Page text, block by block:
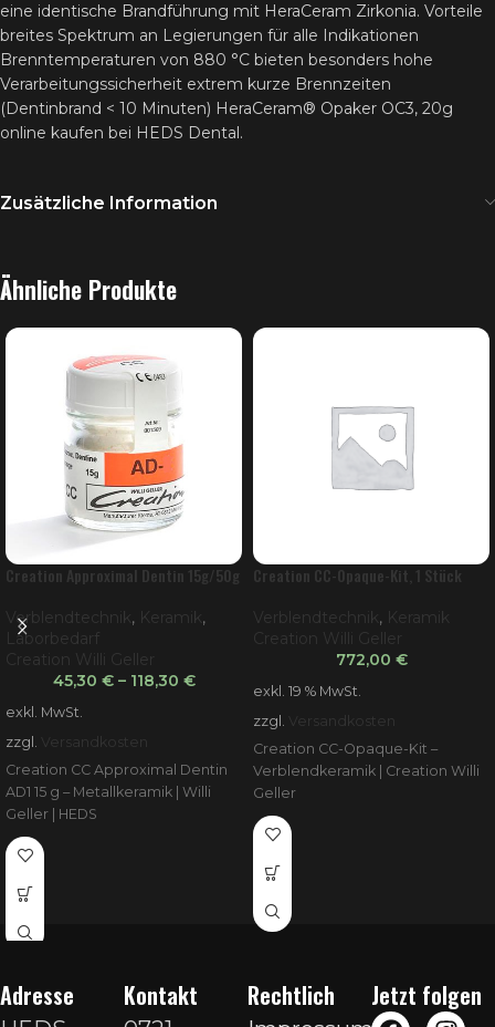
eine identische Brandführung mit HeraCeram Zirkonia. Vorteile
breites Spektrum an Legierungen für alle Indikationen
Brenntemperaturen von 880 °C bieten besonders hohe
Verarbeitungssicherheit extrem kurze Brennzeiten
(Dentinbrand < 10 Minuten) HeraCeram® Opaker OC3, 20g
online kaufen bei HEDS Dental.
Zusätzliche Information
Ähnliche Produkte
Creation Approximal Dentin 15g/50g
Verblendtechnik , Keramik ,
Laborbedarf
Creation Willi Geller
45,30 €– 118,30 €
exkl. MwSt.
zzgl.
Versandkosten
Creation CC Approximal Dentin
AD1 15 g – Metallkeramik | Willi
Geller | HEDS
Creation CC-Opaque-Kit, 1 Stück
Verblendtechnik , Keramik
Creation Willi Geller
772,00 €
exkl. 19 % MwSt.
zzgl.
Versandkosten
Creation CC-Opaque-Kit –
Verblendkeramik | Creation Willi
Geller
Adresse Kontakt Rechtlich Jetzt folgen